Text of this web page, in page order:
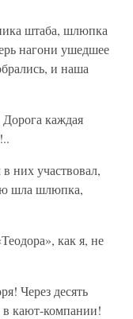
штаба, шлюпка
нагони ушедшее
и наша
каждая
них участвовал,
шла шлюпка,
как я, не
Через десять
в кают-компании!